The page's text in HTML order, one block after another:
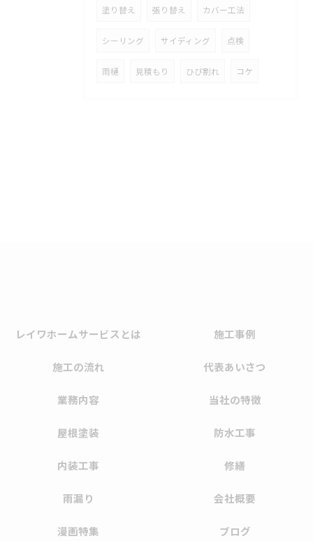
塗り替え 張り替え カバー工法
シーリング サイディング 点検
雨樋 見積もり ひび割れ コケ
レイワホームサービスとは 施工事例
施工の流れ 代表あいさつ
業務内容 当社の特徴
屋根塗装 防水工事
内装工事 修繕
雨漏り 会社概要
漫画特集 ブログ